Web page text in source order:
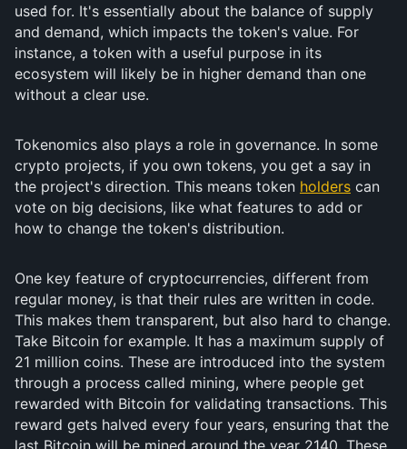
used for. It's essentially about the balance of supply
and demand, which impacts the token's value. For
instance, a token with a useful purpose in its
ecosystem will likely be in higher demand than one
without a clear use.
Tokenomics also plays a role in governance. In some
crypto projects, if you own tokens, you get a say in
the project's direction. This means token holders can
vote on big decisions, like what features to add or
how to change the token's distribution.
One key feature of cryptocurrencies, different from
regular money, is that their rules are written in code.
This makes them transparent, but also hard to change.
Take Bitcoin for example. It has a maximum supply of
21 million coins. These are introduced into the system
through a process called mining, where people get
rewarded with Bitcoin for validating transactions. This
reward gets halved every four years, ensuring that the
last Bitcoin will be mined around the year 2140. These